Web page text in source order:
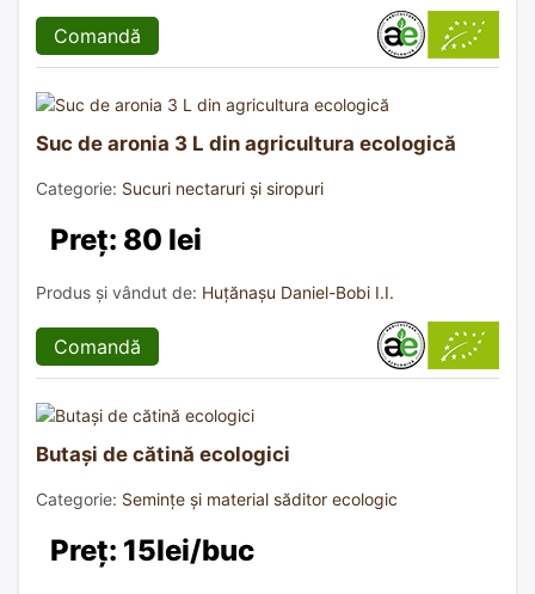
Comandă
Suc de aronia 3 L din agricultura ecologică
Categorie: Sucuri nectaruri și siropuri
Preț: 80 lei
Produs și vândut de: Huțănașu Daniel-Bobi I.I.
Comandă
Butași de cătină ecologici
Categorie: Semințe și material săditor ecologic
Preț: 15lei/buc